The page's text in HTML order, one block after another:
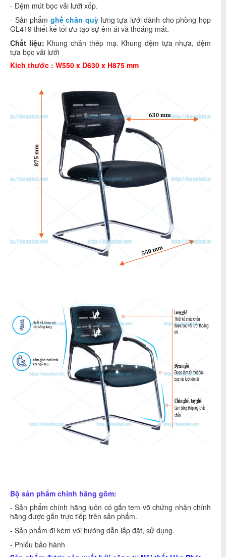
- Đệm mút bọc vải lưới xốp.
- Sản phẩm ghế chân quỳlưng tựa lưới dành cho phòng họp
GL419 thiết kế tối ưu tạo sự êm ái và thoáng mát.
Chất liệu: Khung chân thép mạ. Khung đệm tựa nhựa, đệm
tựa bọc vải lưới
Kích thước : W550 x D630 x H875 mm
Bộ sản phẩm chính hãng gồm:
- Sản phẩm chính hãng luôn có gắn tem vỡ chứng nhận chính
hãng được gắn trực tiếp trên sản phẩm.
- Sản phẩm đi kèm với hướng dẫn lắp đặt, sử dụng.
- Phiếu bảo hành